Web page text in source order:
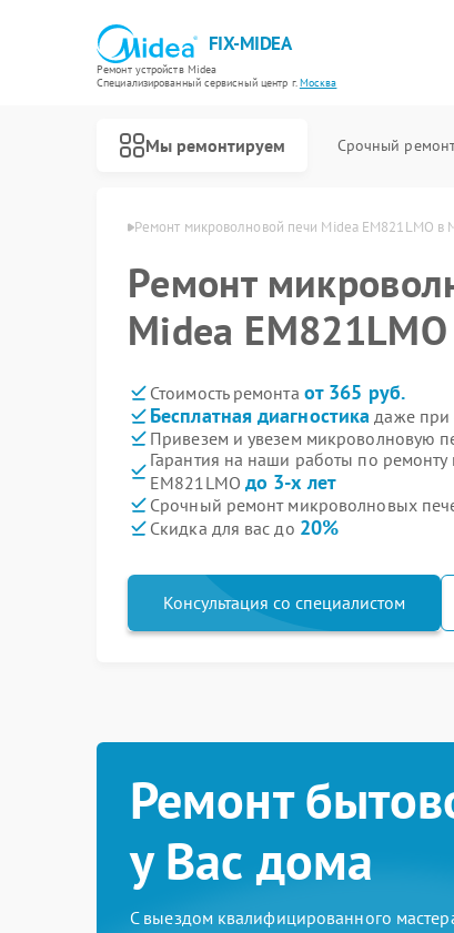
FIX-MIDEA
Ремонт устройств Midea
Специализированный cервисный центр г.Москва
Мы ремонтируем Срочный
Ремонт микроволновой печи Midea ЕМ821LMO в
Ремонт
Midea
Стоимость ремонта от 365 руб.
Бесплатная диагностика даже при
Привезем и увезем микроволновую
Гарантия на наши работы по
ЕМ821LMO до 3-х лет
Срочный ремонт микроволновых
Скидка для вас до 20%
Консультация со специалистом
Ремонт
у Вас дома
С выездом квалифицированного